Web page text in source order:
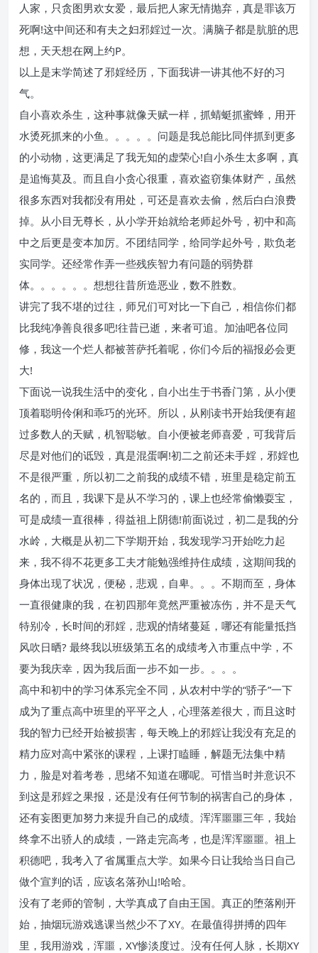
人家，只贪图男欢女爱，最后把人家无情抛弃，真是罪该万
死啊!这中间还和有夫之妇邪婬过一次。满脑子都是肮脏的思
想，天天想在网上约P。
以上是末学简述了邪婬经历，下面我讲一讲其他不好的习
气。
自小喜欢杀生，这种事就像天赋一样，抓蜻蜓抓蜜蜂，用开
水烫死抓来的小鱼。。。。。问题是我总能比同伴抓到更多
的小动物，这更满足了我无知的虚荣心!自小杀生太多啊，真
是追悔莫及。而且自小贪心很重，喜欢盗窃集体财产，虽然
很多东西对我都没有用处，可还是喜欢去偷，然后白白浪费
掉。从小目无尊长，从小学开始就给老师起外号，初中和高
中之后更是变本加厉。不团结同学，给同学起外号，欺负老
实同学。还经常作弄一些残疾智力有问题的弱势群
体。。。。。。想想往昔所造恶业，数不胜数。
讲完了我不堪的过往，师兄们可对比一下自己，相信你们都
比我纯净善良很多吧!往昔已逝，来者可追。加油吧各位同
修，我这一个烂人都被菩萨托着呢，你们今后的福报必会更
大!
下面说一说我生活中的变化，自小出生于书香门第，从小便
顶着聪明伶俐和乖巧的光环。所以，从刚读书开始我便有超
过多数人的天赋，机智聪敏。自小便被老师喜爱，可我背后
尽是对他们的诋毁，真是混蛋啊!初二之前还未手婬，邪婬也
不是很严重，所以初二之前我的成绩不错，班里是稳定前五
名的，而且，我课下是从不学习的，课上也经常偷懒耍宝，
可是成绩一直很棒，得益祖上阴德!前面说过，初二是我的分
水岭，大概是从初二下学期开始，我发现学习开始吃力起
来，我不得不花更多工夫才能勉强维持住成绩，这期间我的
身体出现了状况，便秘，悲观，自卑。。。不期而至，身体
一直很健康的我，在初四那年竟然严重被冻伤，并不是天气
特别冷，长时间的邪婬，悲观的情绪蔓延，哪还有能量抵挡
风吹日晒? 最终我以班级第五名的成绩考入市重点中学，不
要为我庆幸，因为我后面一步不如一步。。。。
高中和初中的学习体系完全不同，从农村中学的“骄子”一下
成为了重点高中班里的平平之人，心理落差很大，而且这时
我的智力已经开始被损害，每天晚上的邪婬让我没有充足的
精力应对高中紧张的课程，上课打瞌睡，解题无法集中精
力，脸是对着考卷，思绪不知道在哪呢。可惜当时并意识不
到这是邪婬之果报，还是没有任何节制的祸害自己的身体，
还有妄图更加努力来提升自己的成绩。浑浑噩噩三年，我始
终拿不出骄人的成绩，一路走完高考，也是浑浑噩噩。祖上
积德吧，我考入了省属重点大学。如果今日让我给当日自己
做个宣判的话，应该名落孙山!哈哈。
没有了老师的管制，大学真成了自由王国。真正的堕落刚开
始，抽烟玩游戏逃课当然少不了XY。在最值得拼搏的四年
里，我用游戏，浑噩，XY惨淡度过。没有任何人脉，长期XY